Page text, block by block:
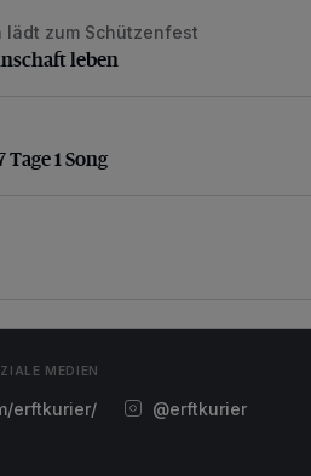
leben
zum Schützenfest
leben
1 Song
1 Song
MEDIEN
erftkurier/ @erftkurier